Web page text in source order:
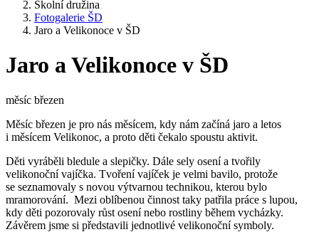
Školní družina
Fotogalerie ŠD
Jaro a Velikonoce v ŠD
Jaro a Velikonoce v ŠD
měsíc březen
Měsíc březen je pro nás měsícem, kdy nám začíná jaro a letos
i měsícem Velikonoc, a proto děti čekalo spoustu aktivit.
Děti vyráběli bledule a slepičky. Dále sely osení a tvořily
velikonoční vajíčka. Tvoření vajíček je velmi bavilo, protože
se seznamovaly s novou výtvarnou technikou, kterou bylo
mramorování. Mezi oblíbenou činnost taky patřila práce s lupou,
kdy děti pozorovaly růst osení nebo rostliny během vycházky.
Závěrem jsme si představili jednotlivé velikonoční symboly.